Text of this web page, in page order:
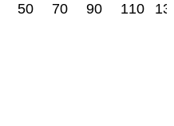
50 70 90 110